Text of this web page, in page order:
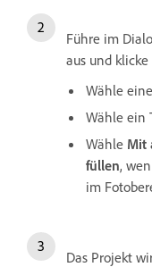
Führe im
aus und
Wähle
Wähle ein
Wähle Mit
füllen,
im
Das Projekt